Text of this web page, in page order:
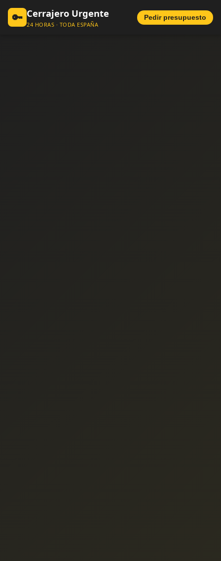
🔑 Cerrajero Urgente
24 HORAS · TODA ESPAÑA
Pedir presupuesto